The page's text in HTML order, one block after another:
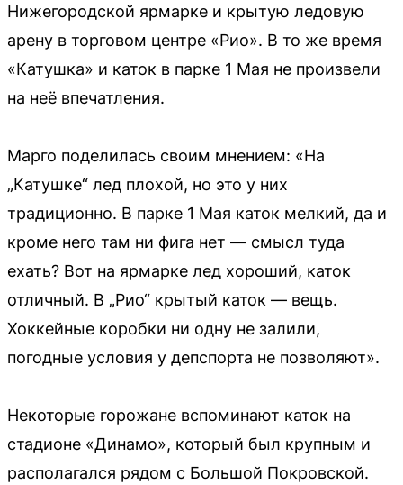
Нижегородской ярмарке и крытую ледовую
арену в торговом центре «Рио». В то же время
«Катушка» и каток в парке 1 Мая не произвели
на неё впечатления.
Марго поделилась своим мнением: «На
„Катушке“ лед плохой, но это у них
традиционно. В парке 1 Мая каток мелкий, да и
кроме него там ни фига нет — смысл туда
ехать? Вот на ярмарке лед хороший, каток
отличный. В „Рио“ крытый каток — вещь.
Хоккейные коробки ни одну не залили,
погодные условия у депспорта не позволяют».
Некоторые горожане вспоминают каток на
стадионе «Динамо», который был крупным и
располагался рядом с Большой Покровской.